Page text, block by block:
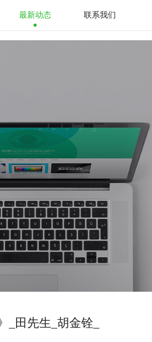
最新动态 联系我们
田先生_胡金铨_